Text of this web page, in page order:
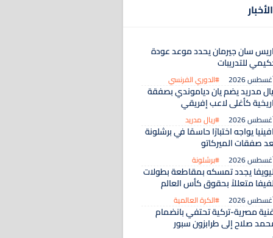
سان جيرمان يحدد موعد عودة
للتدريبات
#الدوري الفرنسي
مدريد يضم يان دياموندي بصفقة
كأغلى لاعب إفريقي
#ريال مدريد
يواجه اختبارًا حاسمًا في برشلونة
صفقات الميركاتو
#برشلونة
يجدد تمسكه بمقاطعة بطولات
متعللاً بحقوق كأس العالم
#الكرة العالمية
مصرية-تركية تحتفي بانضمام
صلاح إلى طرابزون سبور